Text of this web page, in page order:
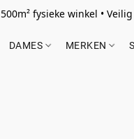
500m² fysieke winkel •
DAMES MERKEN